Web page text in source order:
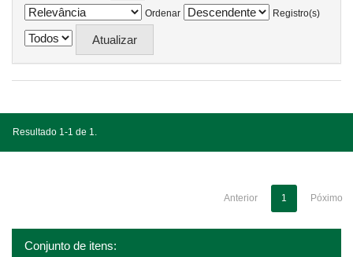
Ordenar
Registro(s)
Resultado 1-1 de 1.
Anterior 1 Póximo
Conjunto de itens: